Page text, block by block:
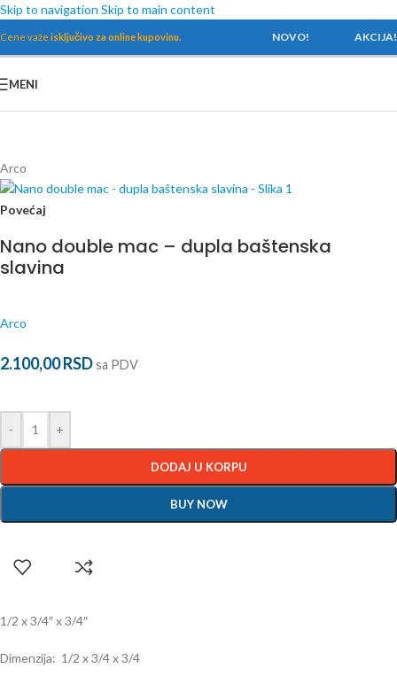
Skip to navigation Skip to main content
Cene važe isključivo za online kupovinu. NOVO! AKCIJA!
MENI
Arco
Povećaj
Nano double mac – dupla baštenska
slavina
Arco
2.100,00RSDsa PDV
- +
DODAJ U KORPU
BUY NOW
1/2 x 3/4″ x 3/4″
Dimenzija: 1/2 x 3/4 x 3/4